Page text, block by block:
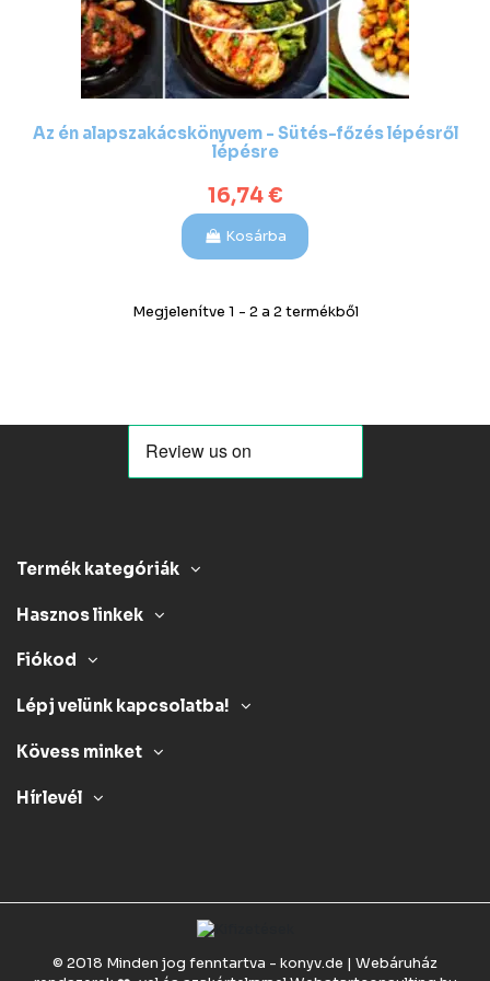
Az én alapszakácskönyvem - Sütés-főzés lépésről
lépésre
16,74 €
Kosárba
Megjelenítve 1 - 2 a 2 termékből
Termék kategóriák
Hasznos linkek
Fiókod
Lépj velünk kapcsolatba!
Kövess minket
Hírlevél
© 2018 Minden jog fenntartva - konyv.de | Webáruház